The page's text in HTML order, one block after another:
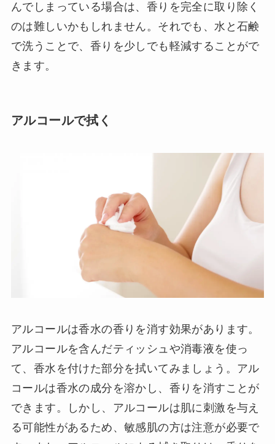
んでしまっている場合は、香りを完全に取り除く
のは難しいかもしれません。それでも、水と石鹸
で洗うことで、香りを少しでも軽減することがで
きます。
アルコールで拭く
アルコールは香水の香りを消す効果があります。
アルコールを含んだティッシュや消毒液を使っ
て、香水を付けた部分を拭いてみましょう。アル
コールは香水の成分を溶かし、香りを消すことが
できます。しかし、アルコールは肌に刺激を与え
る可能性があるため、敏感肌の方は注意が必要で